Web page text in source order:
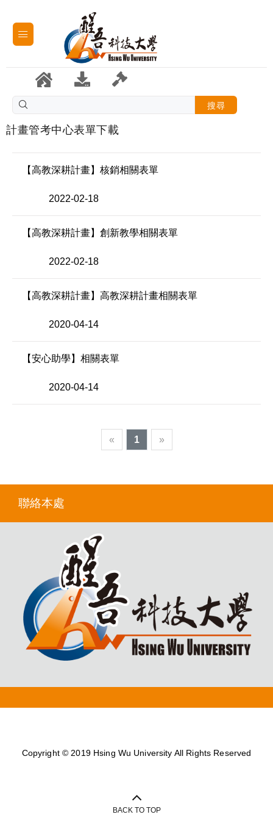
搜尋
計畫管考中心表單下載
【高教深耕計畫】核銷相關表單
2022-02-18
【高教深耕計畫】創新教學相關表單
2022-02-18
【高教深耕計畫】高教深耕計畫相關表單
2020-04-14
【安心助學】相關表單
2020-04-14
« 1 »
聯絡本處
Copyright © 2019 Hsing Wu University All Rights Reserved
BACK TO TOP